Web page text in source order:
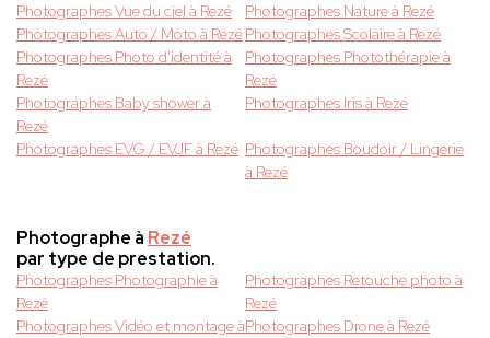
Photographes Vue du ciel à Rezé
Photographes Nature à Rezé
Photographes Auto / Moto à RezéPhotographes Scolaire à Rezé
Photographes Photo d'identité à
Rezé
Photographes Photothérapie à
Rezé
Photographes Baby shower à
Rezé
Photographes Iris à Rezé
Photographes EVG / EVJF à Rezé Photographes Boudoir / Lingerie
à Rezé
Photographe à Rezé
par type de prestation.
Photographes Photographie à
Rezé
Photographes Retouche photo à
Rezé
Photographes Vidéo et montage àPhotographes Drone à Rezé